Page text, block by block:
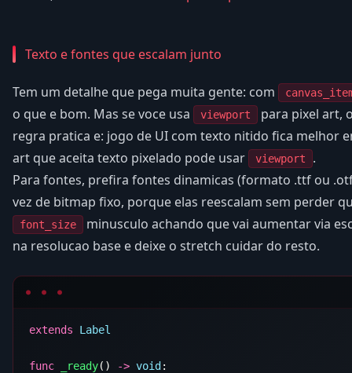
Texto e fontes que escalam junto
Tem um detalhe que pega muita gente: com
o que e bom. Mas se voce usa viewport
para pixel art,
regra pratica e: jogo de UI com texto nitido fica melhor
art que aceita texto pixelado pode usar
viewport
.
Para fontes, prefira fontes dinamicas (formato .ttf ou
vez de bitmap fixo, porque elas reescalam sem perder
font_size
minusculo achando que vai aumentar via
na resolucao base e deixe o stretch cuidar do resto.
extends
func _ready() -> void